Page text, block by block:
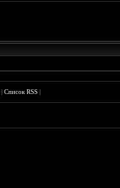
|Список RSS |